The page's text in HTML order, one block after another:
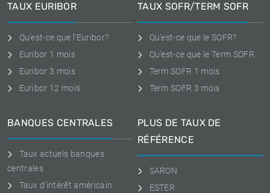
TAUX EURIBOR
Qu'est-ce que l'Euribor?
Euribor 1 mois
Euribor 3 mois
Euribor 12 mois
TAUX SOFR/TERM SOFR
Qu'est-ce que le SOFR?
Qu'est-ce que le Term SOFR
Term SOFR 1 mois
Term SOFR 3 mois
BANQUES CENTRALES
Taux actuels banques
centrales
Taux d'intérêt américain
PLUS DE TAUX DE
RÉFÉRENCE
SARON
ESTER